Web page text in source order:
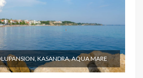
KASANDRA, AQUA MARE